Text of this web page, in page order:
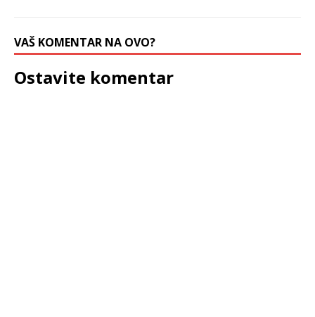
VAŠ KOMENTAR NA OVO?
Ostavite komentar